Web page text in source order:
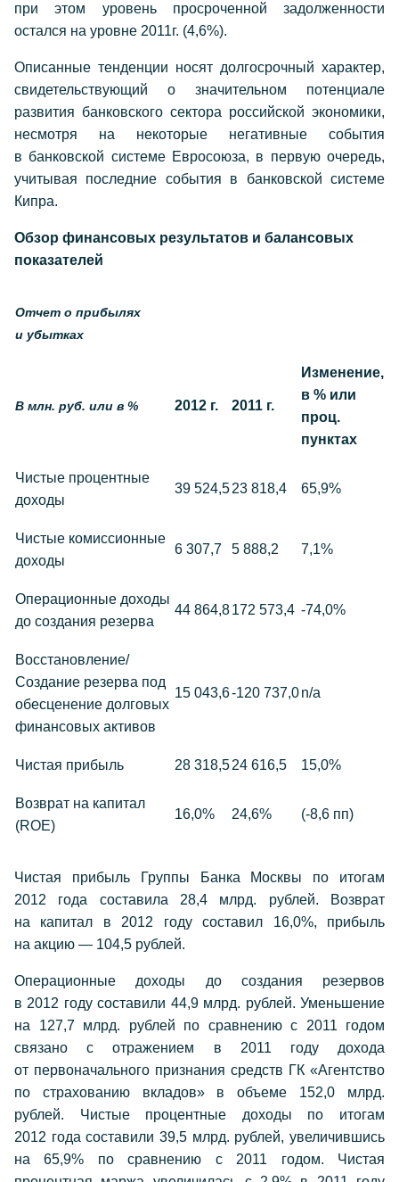
при этом уровень просроченной задолженности
остался на уровне 2011г. (4,6%).
Описанные тенденции носят долгосрочный характер,
свидетельствующий о значительном потенциале
развития банковского сектора российской экономики,
несмотря на некоторые негативные события
в банковской системе Евросоюза, в первую очередь,
учитывая последние события в банковской системе
Кипра.
Обзор финансовых результатов и балансовых
показателей
Отчет о прибылях
и убытках
В млн. руб. или в % 2012 г. 2011 г.
Изменение,
в % или
проц.
пунктах
Чистые процентные
доходы
39 524,523 818,4 65,9%
Чистые комиссионные
доходы
6 307,7 5 888,2 7,1%
Операционные доходы
до создания резерва
44 864,8172 573,4 -74,0%
Восстановление/
Создание резерва под
обесценение долговых
финансовых активов
15 043,6-120 737,0n/a
Чистая прибыль 28 318,524 616,5 15,0%
Возврат на капитал
(ROE)
16,0% 24,6% (-8,6 пп)
Чистая прибыль Группы Банка Москвы по итогам
2012 года составила 28,4 млрд. рублей. Возврат
на капитал в 2012 году составил 16,0%, прибыль
на акцию — 104,5 рублей.
Операционные доходы до создания резервов
в 2012 году составили 44,9 млрд. рублей. Уменьшение
на 127,7 млрд. рублей по сравнению с 2011 годом
связано с отражением в 2011 году дохода
от первоначального признания средств ГК «Агентство
по страхованию вкладов» в объеме 152,0 млрд.
рублей. Чистые процентные доходы по итогам
2012 года составили 39,5 млрд. рублей, увеличившись
на 65,9% по сравнению с 2011 годом. Чистая